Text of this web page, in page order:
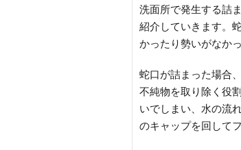
洗面所で発生する詰
紹介していきます。
かったり勢いがなか
蛇口が詰まった場合
不純物を取り除く役
いでしまい、水の流
のキャップを回して